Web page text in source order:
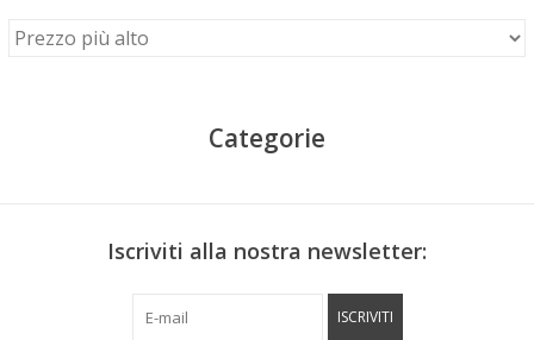
Categorie
Iscriviti alla nostra newsletter:
ISCRIVITI